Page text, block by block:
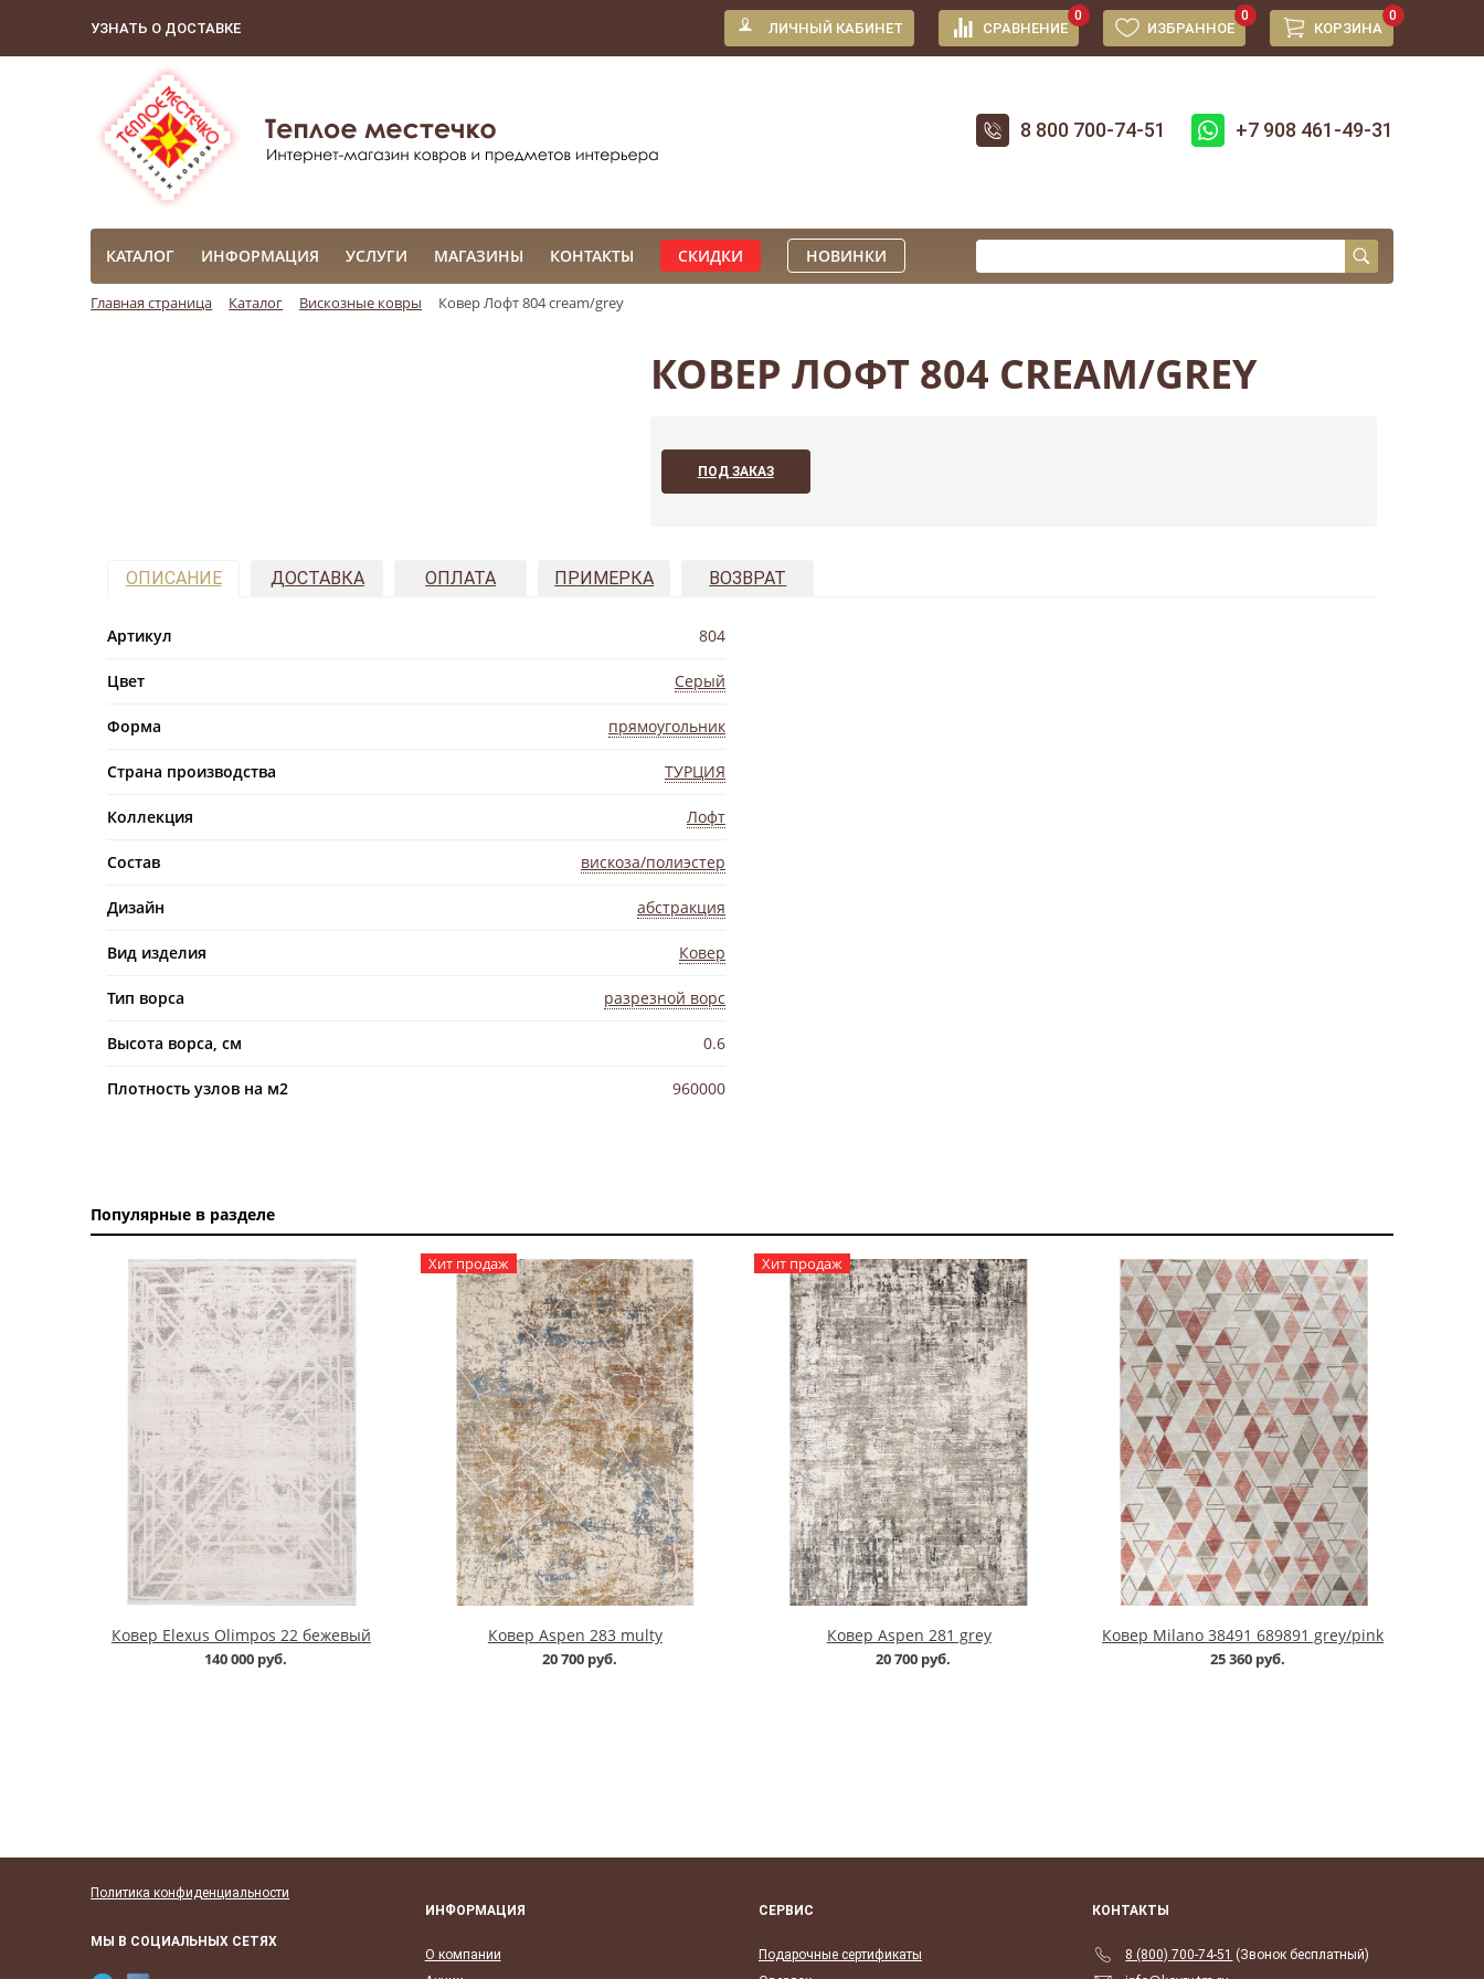
УЗНАТЬ О ДОСТАВКЕ ЛИЧНЫЙ КАБИНЕТ СРАВНЕНИЕ
0
ИЗБРАННОЕ
0
КОРЗИНА
0
8 800 700-74-51 +7 908 461-49-31
КАТАЛОГ ИНФОРМАЦИЯ УСЛУГИ МАГАЗИНЫ КОНТАКТЫ СКИДКИ НОВИНКИ
Главная страница Каталог Вискозные ковры Ковер Лофт 804 cream/grey
КОВЕР ЛОФТ 804 CREAM/GREY
ПОД ЗАКАЗ
ОПИСАНИЕ ДОСТАВКА ОПЛАТА ПРИМЕРКА ВОЗВРАТ
Артикул 804
Цвет Серый
Форма прямоугольник
Страна производства ТУРЦИЯ
Коллекция Лофт
Состав вискоза/полиэстер
Дизайн абстракция
Вид изделия Ковер
Тип ворса разрезной ворс
Высота ворса, см 0.6
Плотность узлов на м2 960000
Популярные в разделе
Ковер Elexus Olimpos 22 бежевый
140 000 руб.
Хит продаж
Ковер Aspen 283 multy
20 700 руб.
Хит продаж
Ковер Aspen 281 grey
20 700 руб.
Ковер Milano 38491 689891 grey/pink
25 360 руб.
Политика конфиденциальности
МЫ В СОЦИАЛЬНЫХ СЕТЯХ
ИНФОРМАЦИЯ
О компании
СЕРВИС
Подарочные сертификаты
КОНТАКТЫ
8 (800) 700-74-51 (Звонок бесплатный)